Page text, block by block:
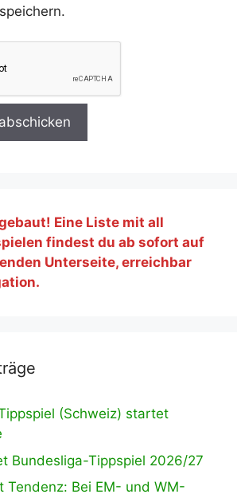
Eine Liste mit all
findest du ab sofort auf
Unterseite, erreichbar
(Schweiz) startet
Bundesliga-Tippspiel 2026/27
Tendenz: Bei EM- und WM-